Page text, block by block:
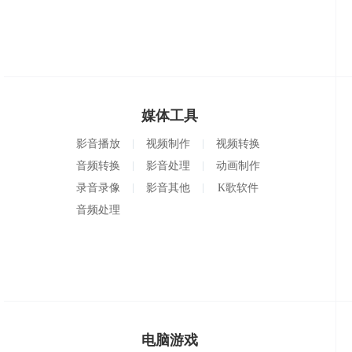
媒体工具
影音播放 视频制作
视频转换
音频转换
影音处理
动画制作
录音录像
影音其他
K歌软件
音频处理
电脑游戏